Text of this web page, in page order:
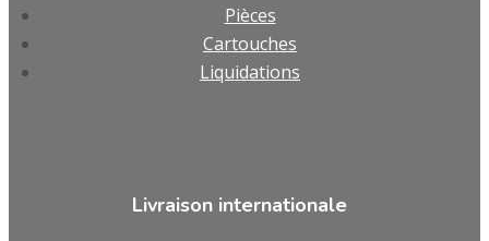
Pièces
Cartouches
Liquidations
Livraison internationale